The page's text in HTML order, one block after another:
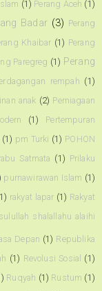
(1) Perang Aceh (1)
Badar (3) Perang
Khaibar (1) Perang
Paregreg (1) Perang
rempah (1)
anak (2) Perniagaan
(1)
Pertempuran
(1) pm Turki (1) POHON
Satmata (1) Prilaku
purnawirawan Islam (1)
rakyat lapar (1) Rakyat
shalallahu alaihi
Depan (1) Republika
(1) Revolusi Sosial (1)
Ruqyah (1) Rustum (1)